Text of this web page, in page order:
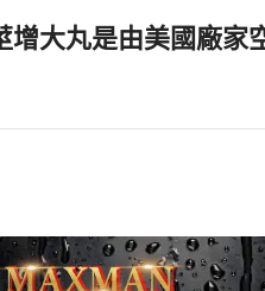
大丸是由美國廠家